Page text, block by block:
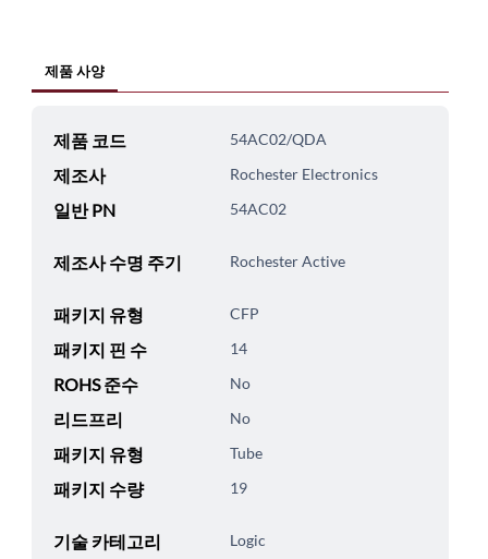
제품 사양
제품 코드 54AC02/QDA
제조사 Rochester Electronics
일반 PN 54AC02
제조사 수명 주기 Rochester Active
패키지 유형 CFP
패키지 핀 수 14
ROHS 준수 No
리드프리 No
패키지 유형 Tube
패키지 수량 19
기술 카테고리 Logic